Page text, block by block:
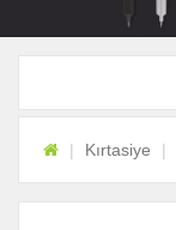
Kırtasiye